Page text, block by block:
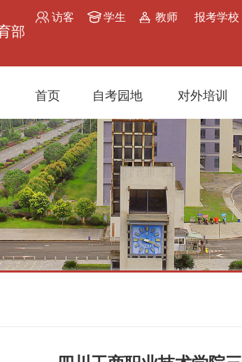
部
访客 学生 教师 报考学校
首页 自考园地 对外培训